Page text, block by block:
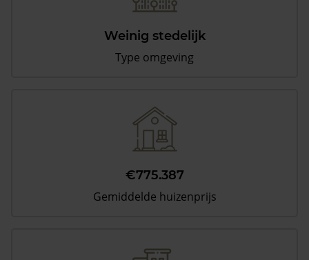
Weinig stedelijk
Type omgeving
€775.387
Gemiddelde huizenprijs